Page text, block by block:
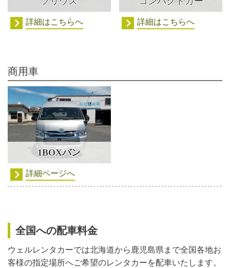
詳細はこちらへ 詳細はこちらへ
商用車
1BOXバン
詳細ページへ
全国への配車料金
ウェルレンタカーでは北海道から鹿児島県まで全国各地お
客様の指定場所へご希望のレンタカーを配車いたします。